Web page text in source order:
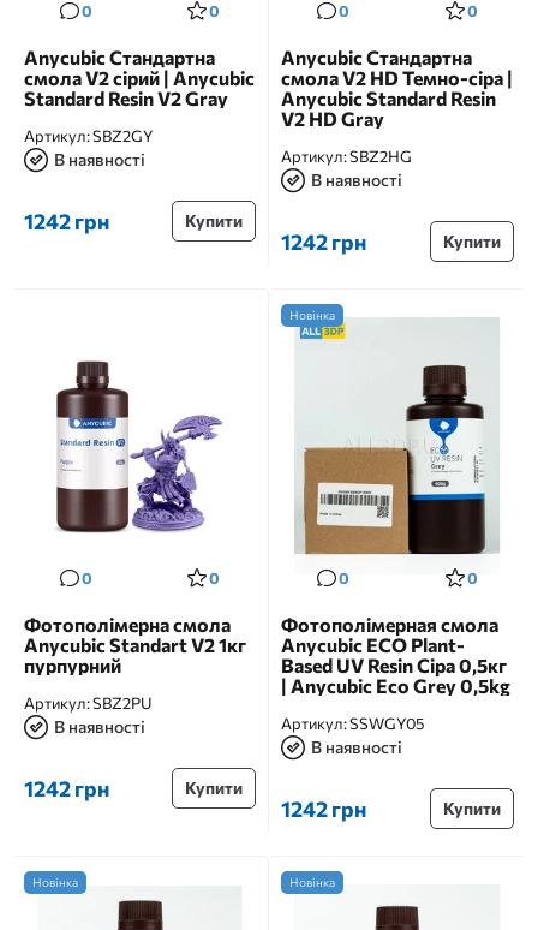
0 0
Anycubic Стандартна
смола V2 сірий | Anycubic
Standard Resin V2 Gray
Артикул:SBZ2GY
В наявності
1242 грн Купити
0 0
Anycubic Стандартна
смола V2 HD Темно-сіра |
Anycubic Standard Resin
V2 HD Gray
Артикул:SBZ2HG
В наявності
1242 грн Купити
0 0
Фотополімерна смола
Anycubic Standart V2 1кг
пурпурний
Артикул:SBZ2PU
В наявності
1242 грн Купити
Новінка
0 0
Фотополімерная смола
Anycubic ECO Plant-
Based UV Resin Сіра 0,5кг
| Anycubic Eco Grey 0,5kg
Артикул:SSWGY05
В наявності
1242 грн Купити
Новінка Новінка